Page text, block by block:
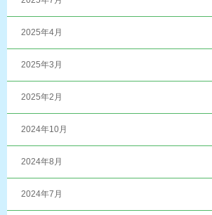
2025年4月
2025年3月
2025年2月
2024年10月
2024年8月
2024年7月